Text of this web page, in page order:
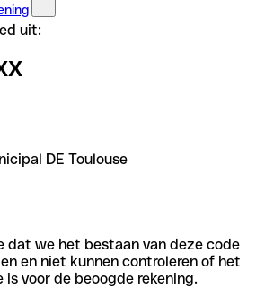
uit:
DE Toulouse
dat we het bestaan van deze code
en niet kunnen controleren of het
is voor de beoogde rekening.